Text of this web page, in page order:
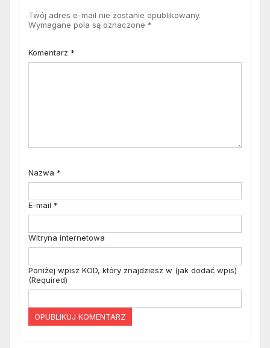
Twój adres e-mail nie zostanie opublikowany.
Wymagane pola są oznaczone *
Komentarz *
Nazwa *
E-mail *
Witryna internetowa
Poniżej wpisz KOD, który znajdziesz w (jak dodać wpis)
(Required)